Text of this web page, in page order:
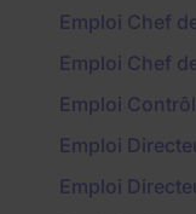
Emploi Chef
Emploi Chef
Emploi
Emploi
Emploi